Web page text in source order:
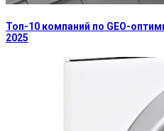
Топ-10 компаний по GEO-
2025